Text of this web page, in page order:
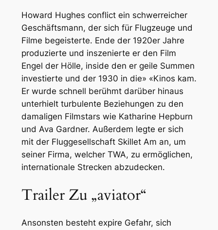
Howard Hughes conflict ein schwerreicher
Geschäftsmann, der sich für Flugzeuge und
Filme begeisterte. Ende der 1920er Jahre
produzierte und inszenierte er den Film
Engel der Hölle, inside den er geile Summen
investierte und der 1930 in die» «Kinos kam.
Er wurde schnell berühmt darüber hinaus
unterhielt turbulente Beziehungen zu den
damaligen Filmstars wie Katharine Hepburn
und Ava Gardner. Außerdem legte er sich
mit der Fluggesellschaft Skillet Am an, um
seiner Firma, welcher TWA, zu ermöglichen,
internationale Strecken abzudecken.
Trailer Zu „aviator“
Ansonsten besteht expire Gefahr, sich